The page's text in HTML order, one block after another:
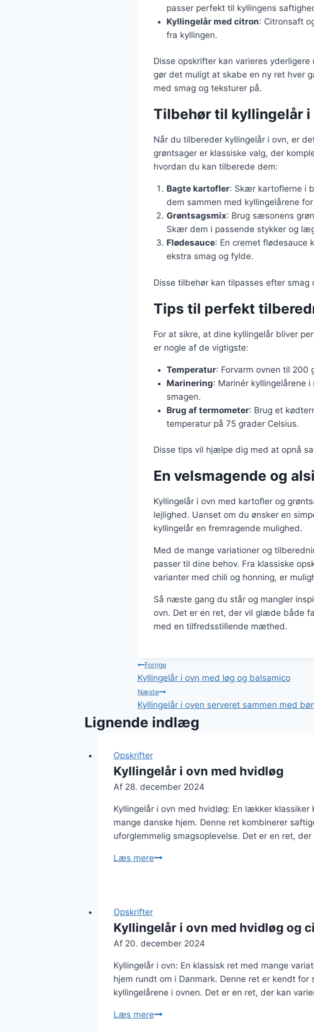
passer perfekt til kyllingens
Kyllingelår med citron: Citronsaft
fra kyllingen.
Disse opskrifter kan varieres
gør det muligt at skabe en ny ret hver
med smag og teksturer på.
Tilbehør til kyllingelår
Når du tilbereder kyllingelår i ovn, er
grøntsager er klassiske valg, der
hvordan du kan tilberede dem:
Bagte kartofler: Skær kartoflerne i
dem sammen med kyllingelårene
Grøntsagsmix: Brug sæsonens
Skær dem i passende stykker og
Flødesauce: En cremet flødesauce
ekstra smag og fylde.
Disse tilbehør kan tilpasses efter
Tips til perfekt
For at sikre, at dine kyllingelår bliver
er nogle af de vigtigste:
Temperatur: Forvarm ovnen til 200
Marinering: Marinér kyllingelårene
smagen.
Brug af termometer: Brug et
temperatur på 75 grader Celsius.
Disse tips vil hjælpe dig med at opnå
En velsmagende og
Kyllingelår i ovn med kartofler og
lejlighed. Uanset om du ønsker en
kyllingelår en fremragende mulighed.
Med de mange variationer og
passer til dine behov. Fra klassiske
varianter med chili og honning, er
Så næste gang du står og mangler
ovn. Det er en ret, der vil glæde både
med en tilfredsstillende mæthed.
Indlægsnavigation
Forrige
Kyllingelår i ovn med løg og balsamico
Næste
Kyllingelår i oven serveret sammen med
Lignende indlæg
Opskrifter
Kyllingelår i ovn med hvidløg
Af 28. december 2024
Kyllingelår i ovn med hvidløg: En lækker
mange danske hjem. Denne ret kombinerer
uforglemmelig smagsoplevelse. Det er en ret,
Læs mereKyllingelår
Opskrifter
Kyllingelår i ovn med hvidløg og
Af 20. december 2024
Kyllingelår i ovn: En klassisk ret med mange
hjem rundt om i Danmark. Denne ret er kendt
kyllingelårene i ovnen. Det er en ret, der kan
Læs mereKyllingelår